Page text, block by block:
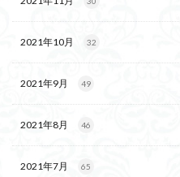
2021年10月 32
2021年9月 49
2021年8月 46
2021年7月 65